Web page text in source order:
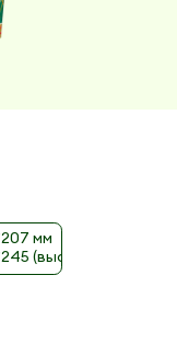
мм
(высота с ручкой)